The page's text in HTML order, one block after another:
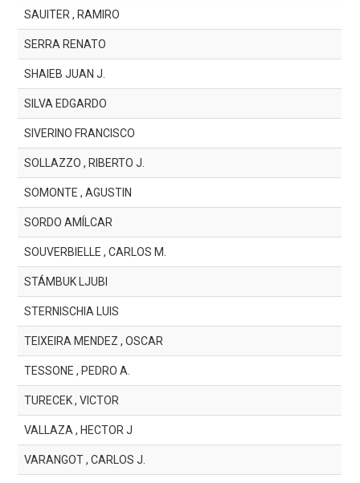
SAUITER , RAMIRO
SERRA RENATO
SHAIEB JUAN J.
SILVA EDGARDO
SIVERINO FRANCISCO
SOLLAZZO , RIBERTO J.
SOMONTE , AGUSTIN
SORDO AMÍLCAR
SOUVERBIELLE , CARLOS M.
STÁMBUK LJUBI
STERNISCHIA LUIS
TEIXEIRA MENDEZ , OSCAR
TESSONE , PEDRO A.
TURECEK , VICTOR
VALLAZA , HECTOR J
VARANGOT , CARLOS J.